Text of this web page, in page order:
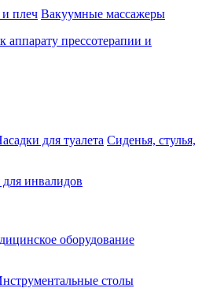
плеч Вакуумные массажеры
аппарату прессотерапии и
для туалета Сиденья, стулья,
инвалидов
оборудование
столы